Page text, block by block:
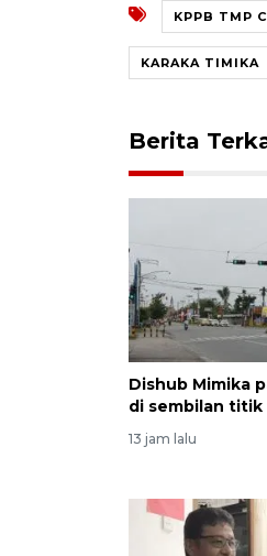
KPPB TMP
KARAKA TIMIKA
Berita
Dishub Mimika
di sembilan
13 jam lalu